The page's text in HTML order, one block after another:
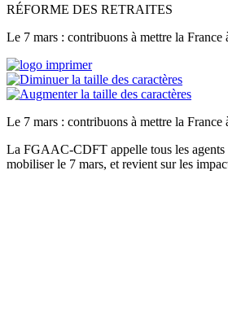
RÉFORME DES RETRAITES
Le 7 mars : contribuons à mettre la France
Le 7 mars : contribuons à mettre la France
La FGAAC-CDFT appelle tous les agents
mobiliser le 7 mars, et revient sur les